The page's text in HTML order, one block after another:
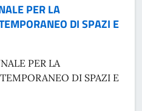
PER LA
DI SPAZI E
PER LA
DI SPAZI E